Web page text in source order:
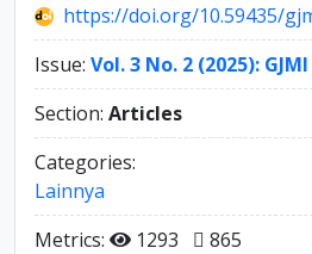
https://doi.org/10.59435/
Issue: Vol. 3 No. 2 (2025): GJMI
Section: Articles
Categories:
Lainnya
Metrics:
1293 865